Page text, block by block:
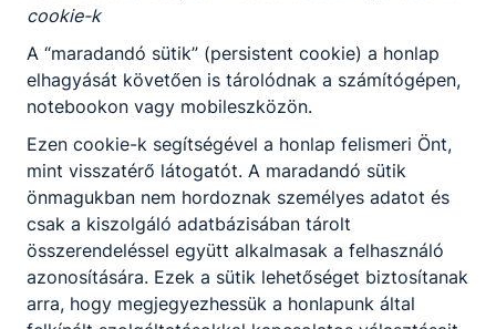
cookie-k
A “maradandó sütik” (persistent cookie) a honlap
elhagyását követően is tárolódnak a számítógépen,
notebookon vagy mobileszközön.
Ezen cookie-k segítségével a honlap felismeri Önt,
mint visszatérő látogatót. A maradandó sütik
önmagukban nem hordoznak személyes adatot és
csak a kiszolgáló adatbázisában tárolt
összerendeléssel együtt alkalmasak a felhasználó
azonosítására. Ezek a sütik lehetőséget biztosítanak
arra, hogy megjegyezhessük a honlapunk által